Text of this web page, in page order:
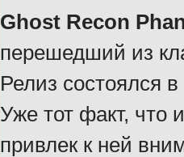
Ghost Recon
перешедший из
Релиз состоялся
Уже тот факт, что
привлек к ней